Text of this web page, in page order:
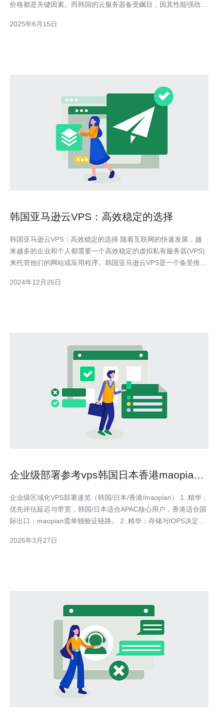
价格都是关键因素。而韩国的云服务器备受瞩目，因其性能强劲、
络环境，适合各种类型的网站和应用程序。韩国的云服务器提供商
2025年6月15日
韩国亚马逊云VPS：高效稳定的选择
韩国亚马逊云VPS：高效稳定的选择 随着互联网的快速发展，越
来越多的企业和个人都需要一个高效稳定的虚拟私有服务器(VPS)
来托管他们的网站或应用程序。韩国亚马逊云VPS是一个备受推崇
行。 韩国亚马逊云VPS有以下几个主要的优势： 高效性：亚马逊
2024年12月26日
企业级部署参考vps韩国日本香港maopian
企业级区域化VPS部署速览（韩国/日本/香港/maopian） 1. 精华：
优先评估延迟与带宽，韩国/日本适合APAC核心用户，香港适合国
际出口；maopian需单独验证链路。 2. 精华：存储与IOPS决定并
略。 3. 精华：安全靠多层联防——DDoS防护、WAF、
2026年3月27日